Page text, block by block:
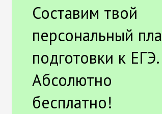
Составим твой
персональный
подготовки к ЕГЭ.
Абсолютно
бесплатно!